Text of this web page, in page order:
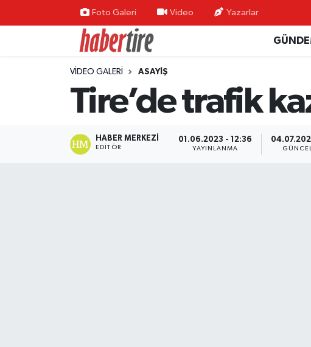
Foto Galeri Video Yazarlar
VIDEO GALERI ASAYIŞ
Tire’de trafik
HABER MERKEZI
EDITÖR
01.06.2023 - 12:36
YAYINLANMA
Tire Nöbetçi Eczaneler
Tire Hava Durumu
Tire Trafik Yoğunluk Haritası
Süper Lig Puan Durumu ve Fikstür